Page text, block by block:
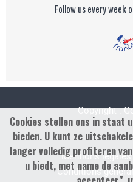
Follow us every week
Copyright :
Mentions légales
Conditions
Cookies stellen ons in staat
bieden. U kunt ze
langer volledig profiteren
u biedt, met name de